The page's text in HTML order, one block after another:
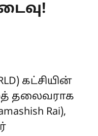
கட்சியின்
தலைவராக
Rai),